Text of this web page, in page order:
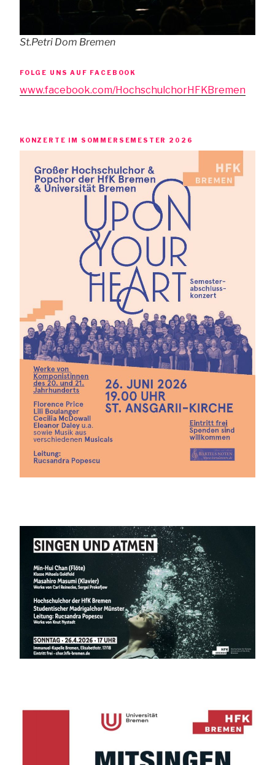
St.Petri Dom Bremen
FOLGE UNS AUF FACEBOOK
www.facebook.com/HochschulchorHFKBremen
KONZERTE IM SOMMERSEMESTER 2026